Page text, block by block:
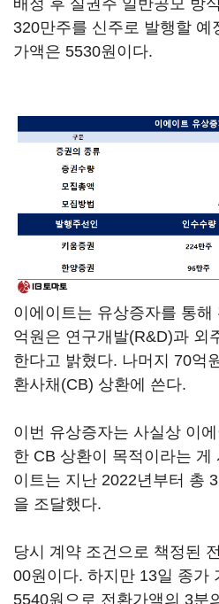
배정 후 실권주 일반공모 방
320만주를 신주로 발행할 예
가액은 5530원이다.
이에이트는 유상증자를 통
억원은 연구개발(R&D)과 외
한다고 밝혔다. 나머지 70억
환사채(CB) 상환에 쓴다.
이번 유상증자는 사실상 이
한 CB 상환이 목적이라는 게
이트는 지난 2022년부터 총
을 조달했다.
당시 계약 조건으로 책정된
00원이다. 하지만 13일 종가
5540원으로 전환가액의 3분